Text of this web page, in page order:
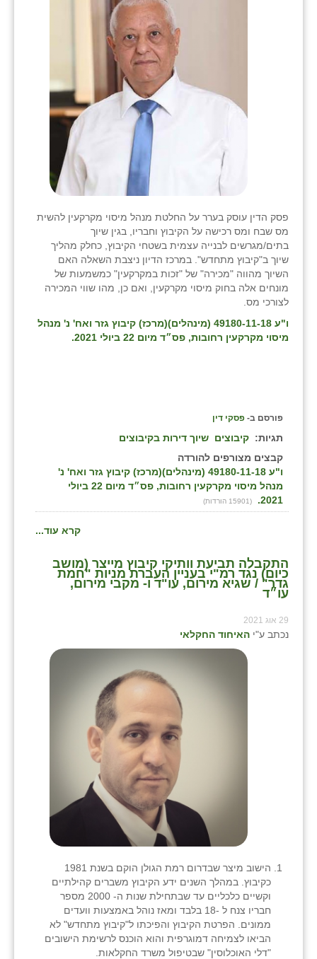
פסק הדין עוסק בערר על החלטת מנהל מיסוי מקרקעין להשית
מס שבח ומס רכישה על הקיבוץ וחבריו, בגין שיוך
בתים/מגרשים לבנייה עצמית בשטחי הקיבוץ, כחלק מהליך
שיוך ב"קיבוץ מתחדש". במרכז הדיון ניצבת השאלה האם
השיוך מהווה "מכירה" של "זכות במקרקעין" כמשמעות של
מונחים אלה בחוק מיסוי מקרקעין, ואם כן, מהו שווי המכירה
לצורכי מס.
ו"ע 49180-11-18 (מינהלים)(מרכז) קיבוץ גזר ואח' נ' מנהל
מיסוי מקרקעין רחובות, פס״ד מיום 22 ביולי 2021.
פורסם ב- פסקי דין
תגיות: קיבוצים שיוך דירות בקיבוצים
קבצים מצורפים להורדה
ו"ע 49180-11-18 (מינהלים)(מרכז) קיבוץ גזר ואח' נ'
מנהל מיסוי מקרקעין רחובות, פס״ד מיום 22 ביולי
2021.
(15901 הורדות)
קרא עוד...
התקבלה תביעת וותיקי קיבוץ מייצר (מושב
כיום) נגד רמ"י בעניין העברת מניות "חמת
גדר" / שגיא מירום, עו"ד ו- מקבי מירום,
עו״ד
29 אוג 2021
נכתב ע"י האיחוד החקלאי
הישוב מיצר שבדרום רמת הגולן הוקם בשנת 1981
כקיבוץ. במהלך השנים ידע הקיבוץ משברים קהילתיים
וקשיים כלכליים עד שבתחילת שנות ה- 2000 מספר
חבריו צנח ל -18 בלבד ומאז נוהל באמצעות וועדים
ממונים. הפרטת הקיבוץ והפיכתו ל"קיבוץ מתחדש" לא
הביאו לצמיחה דמוגרפית והוא הוכנס לרשימת הישובים
"דלי האוכלוסין" שבטיפול משרד החקלאות.
גני יהודה
גנות
ורד יריחו
דקל
זוהר
חמרה
חרב לאת
יבול (מורג)
יקנעם
כפר אביב
כפר הרי״ף
מכורה
מנחמיה
נאות הכיכר
נווה אטי״ב